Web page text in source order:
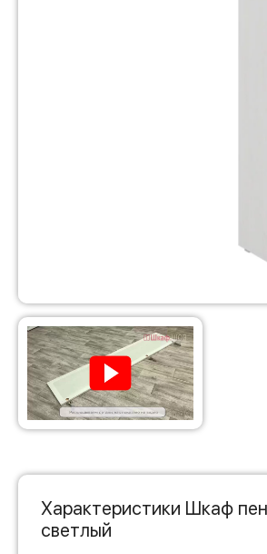
Характеристики Шкаф
светлый